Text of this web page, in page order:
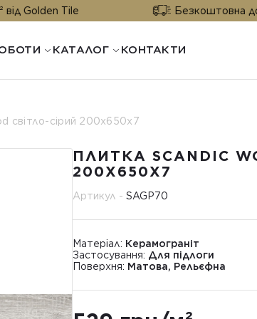
Tile Безкоштовна доставка
КАТАЛОГ КОНТАКТИ
світло-сірий 200x650x7
ПЛИТКА SCANDIC
200X650X7
Артикул -SAGP70
Матеріал: Керамограніт
Застосування: Для підлоги
Поверхня: Матова, Рельєфна